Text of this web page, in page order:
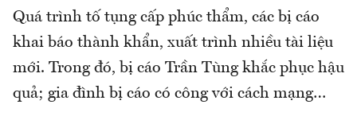
Quá trình tố tụng cấp phúc thẩm, các bị cáo
khai báo thành khẩn, xuất trình nhiều tài liệu
mới. Trong đó, bị cáo Trần Tùng khắc phục hậu
quả; gia đình bị cáo có công với cách mạng…